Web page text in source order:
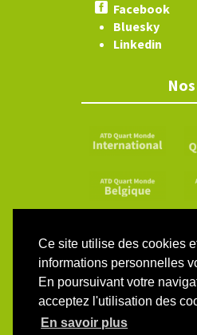
Ce site utilise des cookies
informations personnelles
En poursuivant votre
acceptez l'utilisation des
En savoir plus
Facebook
Bluesky
Linkedin